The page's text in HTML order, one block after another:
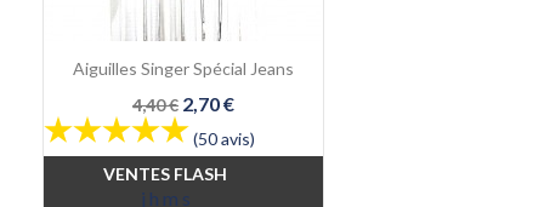
Aiguilles Singer Spécial Jeans
Prix
de
base
4,40 € Prix
2,70 €
(50 avis)
VENTES FLASH
j h m s